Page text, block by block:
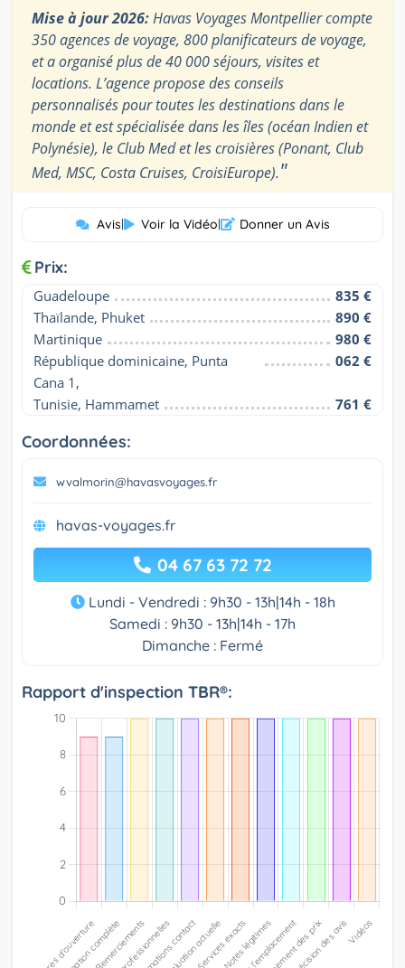
Mise à jour 2026:Havas Voyages Montpellier compte
350 agences de voyage, 800 planificateurs de voyage,
et a organisé plus de 40 000 séjours, visites et
locations. L’agence propose des conseils
personnalisés pour toutes les destinations dans le
monde et est spécialisée dans les îles (océan Indien et
Polynésie), le Club Med et les croisières (Ponant, Club
Med, MSC, Costa Cruises, CroisiEurope)."
Avis| Voir la Vidéo| Donner un Avis
Prix:
Guadeloupe
835 €
Thaïlande, Phuket
890 €
Martinique
980 €
République dominicaine, Punta
Cana 1,
062 €
Tunisie, Hammamet 761 €
Coordonnées:
wvalmorin@havasvoyages.fr
havas-voyages.fr
04 67 63 72 72
Lundi - Vendredi : 9h30 - 13h|14h - 18h
Samedi : 9h30 - 13h|14h - 17h
Dimanche : Fermé
Rapport d'inspection TBR®: